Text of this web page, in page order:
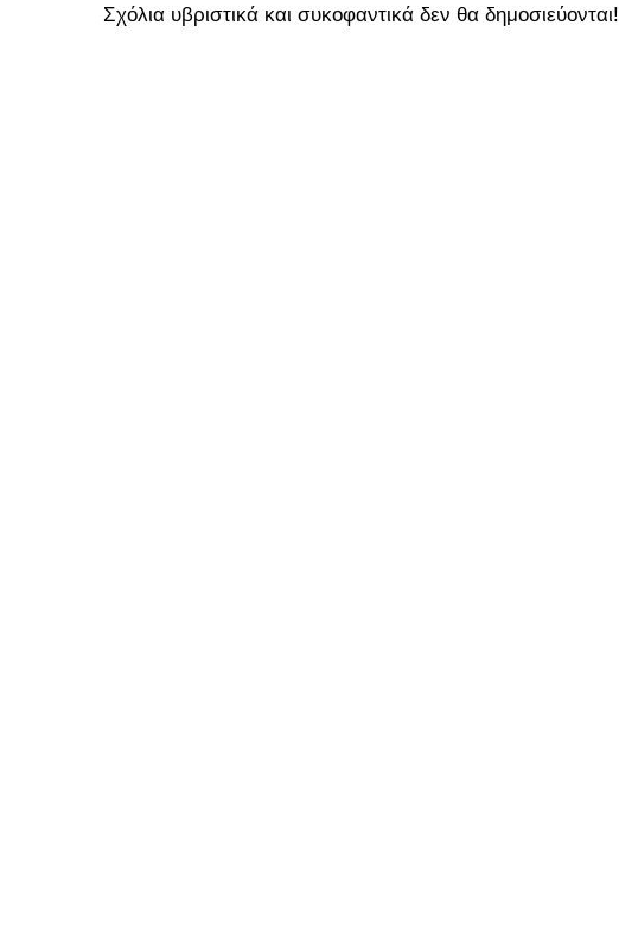
Σχόλια υβριστικά και συκοφαντικά δεν θα δημοσιεύονται!